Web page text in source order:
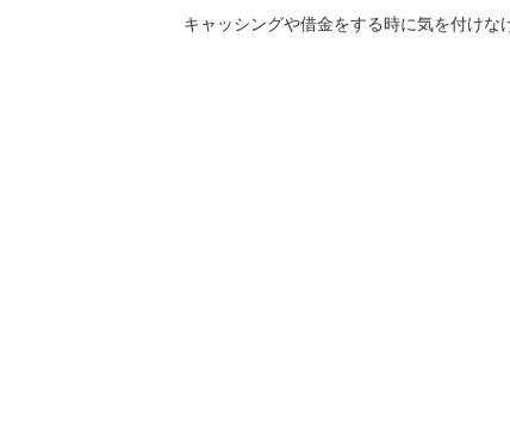
キャッシングや借金をする時に気を付け